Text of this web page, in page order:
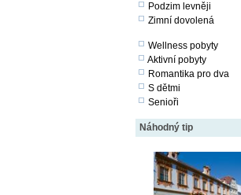
Podzim levněji
Zimní dovolená
Wellness pobyty
Aktivní pobyty
Romantika pro dva
S dětmi
Senioři
Náhodný tip